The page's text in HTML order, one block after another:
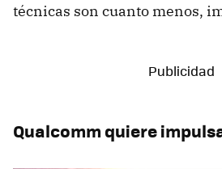
técnicas son cuanto menos,
Qualcomm quiere